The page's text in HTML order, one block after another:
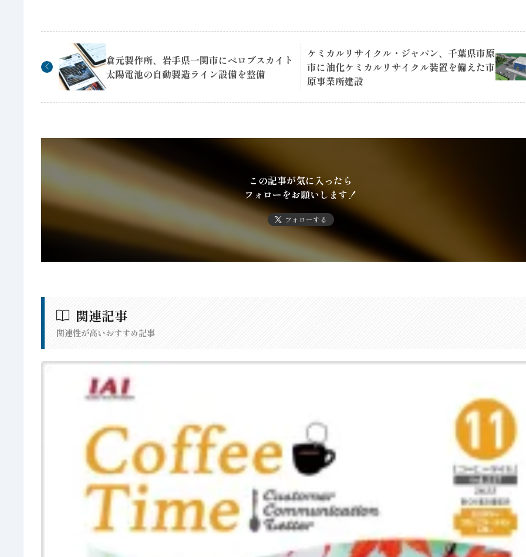
倉元製作所、岩手県一関市にペロブスカイト
太陽電池の自動製造ライン設備を整備
ケミカルリサイクル・ジャパン、千葉県市原
市に油化ケミカルリサイクル装置を備えた市
原事業所建設
この記事が気に入ったら
フォローをお願いします！
フォローする
関連記事
関連性が高いおすすめ記事